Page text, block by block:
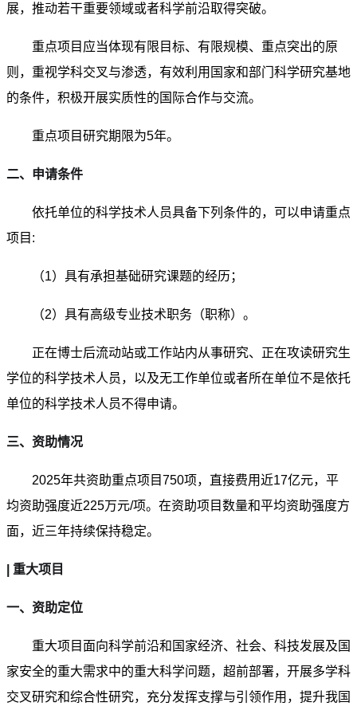
展，推动若干重要领域或者科学前沿取得突破。
重点项目应当体现有限目标、有限规模、重点突出的原
则，重视学科交叉与渗透，有效利用国家和部门科学研究基地
的条件，积极开展实质性的国际合作与交流。
重点项目研究期限为5年。
二、申请条件
依托单位的科学技术人员具备下列条件的，可以申请重点
项目:
（1）具有承担基础研究课题的经历；
（2）具有高级专业技术职务（职称）。
正在博士后流动站或工作站内从事研究、正在攻读研究生
学位的科学技术人员，以及无工作单位或者所在单位不是依托
单位的科学技术人员不得申请。
三、资助情况
2025年共资助重点项目750项，直接费用近17亿元，平
均资助强度近225万元/项。在资助项目数量和平均资助强度方
面，近三年持续保持稳定。
| 重大项目
一、资助定位
重大项目面向科学前沿和国家经济、社会、科技发展及国
家安全的重大需求中的重大科学问题，超前部署，开展多学科
交叉研究和综合性研究，充分发挥支撑与引领作用，提升我国